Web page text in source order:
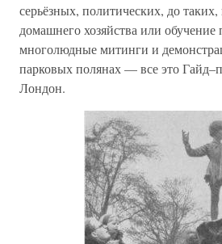
серьёзных, политических, до таких,
домашнего хозяйства или обучение
многолюдные митинги и
парковых полянах — все это
Лондон.